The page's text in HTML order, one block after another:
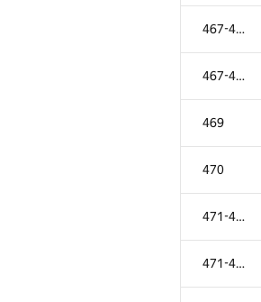
467-468
467-468
469
470
471-474
471-474